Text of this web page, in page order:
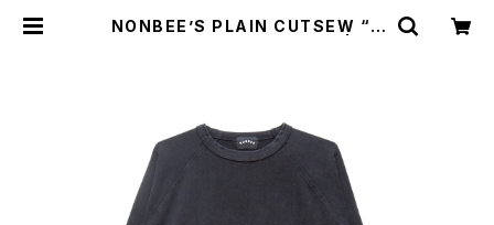
NONBEE’S PLAIN CUTSEW “S